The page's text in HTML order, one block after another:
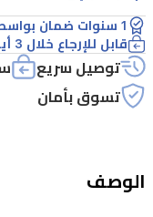
والتيتانيوم
عالية
الجودة
ليثيوم
1 سنوات ضمان بواسطة نوال الابداع
قابل للإرجاع خلال 3 أيام
توصيل سريع
تسوق بأمان
الوصف